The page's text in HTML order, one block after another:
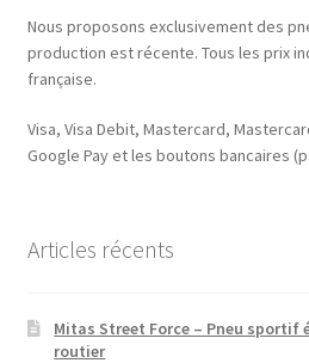
Nous proposons exclusivement des
production est récente. Tous les prix
française.
Visa, Visa Debit, Mastercard,
Google Pay et les boutons bancaires
Articles récents
Mitas Street Force – Pneu sportif
routier